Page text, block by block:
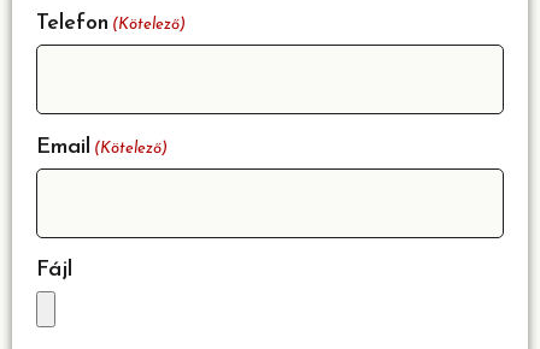
Telefon (Kötelező)
Email (Kötelező)
Fájl